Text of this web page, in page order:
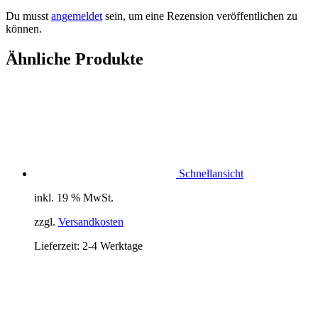
Du musst angemeldet sein, um eine Rezension veröffentlichen zu
können.
Ähnliche Produkte
Schnellansicht
inkl. 19 % MwSt.
zzgl. Versandkosten
Lieferzeit: 2-4 Werktage